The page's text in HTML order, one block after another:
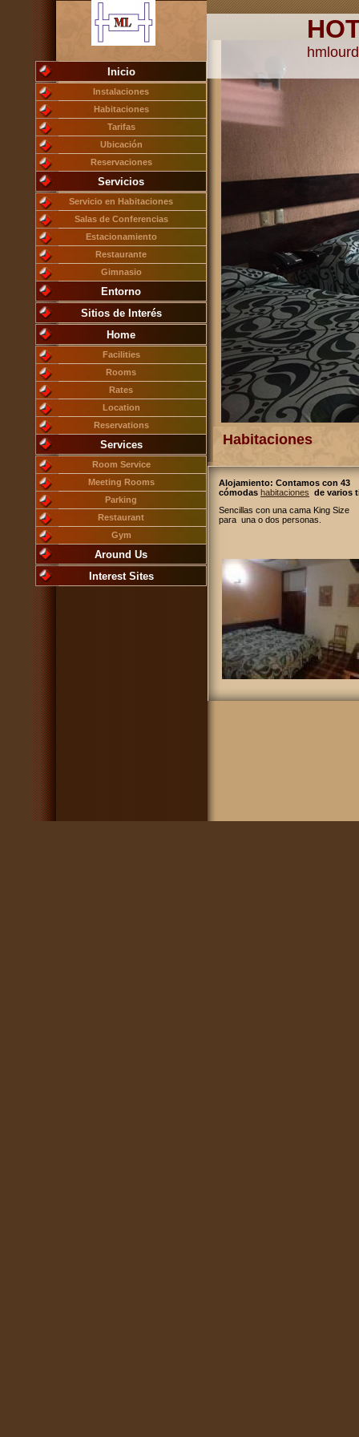
Alojamiento: Contamos con 43
cómodas habitaciones de varios
Sencillas con una cama King Size
para una o dos personas.
Habitaciones
Inicio
Instalaciones
Habitaciones
Tarifas
Ubicación
Reservaciones
Servicios
Servicio en Habitaciones
Salas de Conferencias
Estacionamiento
Restaurante
Gimnasio
Entorno
Sitios de Interés
Home
Facilities
Rooms
Rates
Location
Reservations
Services
Room Service
Meeting Rooms
Parking
Restaurant
Gym
Around Us
Interest Sites